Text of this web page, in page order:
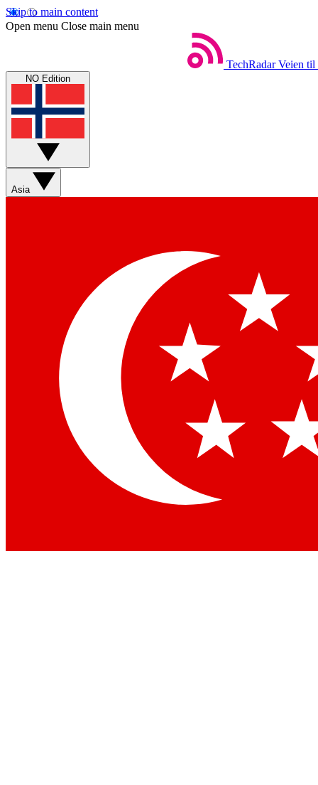
Skip to main content
Open menu Close main menu
TechRadar Veien til
NO Edition
Asia